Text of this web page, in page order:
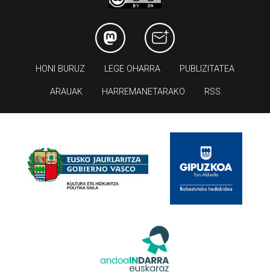
HONI BURUZ LEGE OHARRA PUBLIZITATEA
ARAUAK HARREMANETARAKO RSS